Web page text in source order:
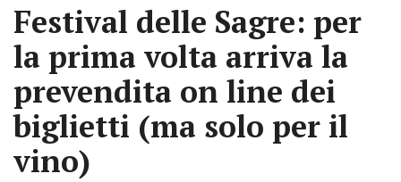
Festival delle Sagre: per
la prima volta arriva la
prevendita on line dei
biglietti (ma solo per il
vino)